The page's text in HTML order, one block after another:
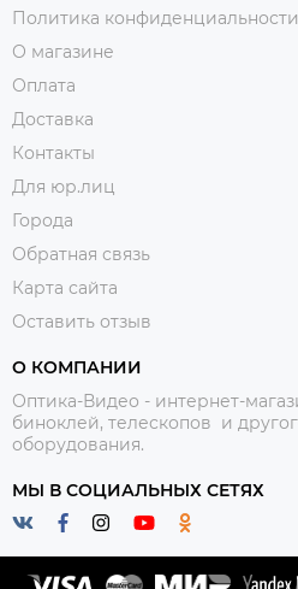
Политика конфиденциальности
О магазине
Оплата
Доставка
Контакты
Для юр.лиц
Города
Обратная связь
Карта сайта
Оставить отзыв
О КОМПАНИИ
Оптика-Видео - интернет-
биноклей, телескопов и
оборудования.
МЫ В СОЦИАЛЬНЫХ СЕТЯХ